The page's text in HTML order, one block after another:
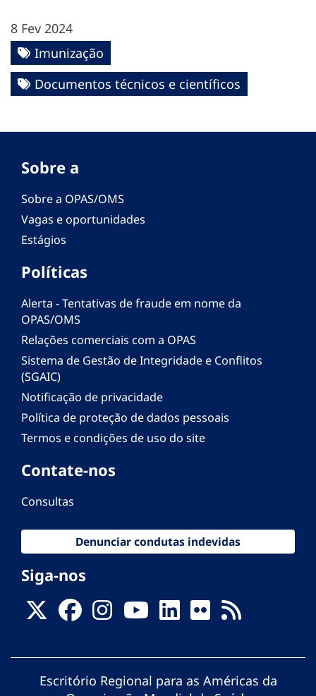
8 Fev 2024
Imunização
Documentos técnicos e científicos
Sobre a
Sobre a OPAS/OMS
Vagas e oportunidades
Estágios
Políticas
Alerta - Tentativas de fraude em nome da
OPAS/OMS
Relações comerciais com a OPAS
Sistema de Gestão de Integridade e Conflitos
(SGAIC)
Notificação de privacidade
Política de proteção de dados pessoais
Termos e condições de uso do site
Contate-nos
Consultas
Denunciar condutas indevidas
Siga-nos
Escritório Regional para as Américas da